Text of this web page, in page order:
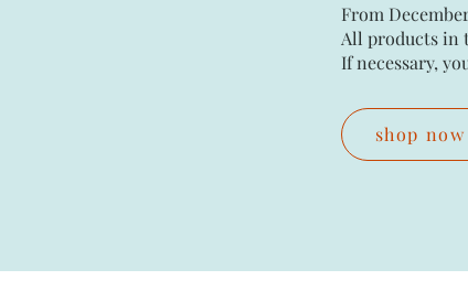
From
All products in
If necessary,
shop now